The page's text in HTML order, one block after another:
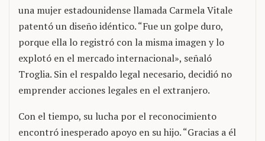
una mujer estadounidense llamada Carmela Vitale
patentó un diseño idéntico. “Fue un golpe duro,
porque ella lo registró con la misma imagen y lo
explotó en el mercado internacional», señaló
Troglia. Sin el respaldo legal necesario, decidió no
emprender acciones legales en el extranjero.
Con el tiempo, su lucha por el reconocimiento
encontró inesperado apoyo en su hijo. “Gracias a él